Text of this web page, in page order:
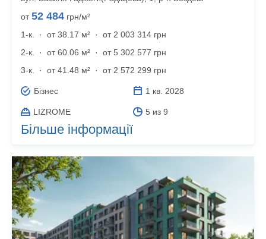
от52 484 грн/м²
1-к.
· от 38.17 м² ·
от 2 003 314 грн
2-к.
· от 60.06 м² ·
от 5 302 577 грн
3-к.
· от 41.48 м² · от 2 572 299 грн
Бізнес 1 кв. 2028
LIZROME 5 из 9
Більше інформації